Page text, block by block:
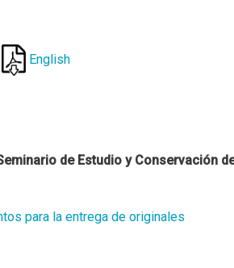
English
de Estudio y Conservación
para la entrega de originales